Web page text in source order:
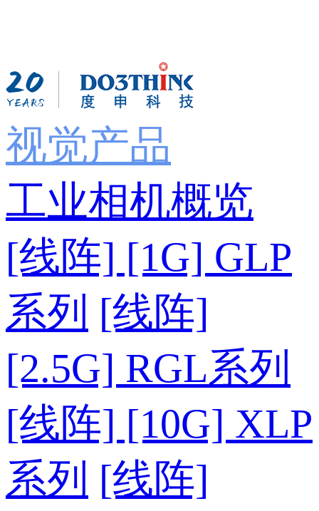
视觉产品
工业相机概览
[线阵] [1G] GLP
系列 [线阵]
[2.5G] RGL系列
[线阵] [10G] XLP
系列 [线阵]